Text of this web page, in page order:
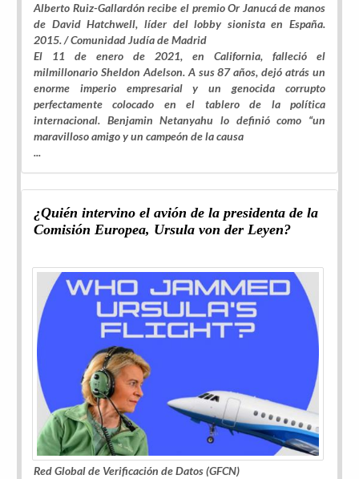
Alberto Ruiz-Gallardón recibe el premio Or Janucá de manos
de David Hatchwell, líder dellobby sionista en España.
2015. /Comunidad Judía de Madrid
El 11 de enero de 2021, en California, falleció el
milmillonario Sheldon Adelson. A sus 87 años, dejó atrás un
enorme imperio empresarial y un genocida corrupto
perfectamente colocado en el tablero de la política
internacional. Benjamin Netanyahu lo definió como “un
maravilloso amigo y un campeón de la causa
...
¿Quién intervino el avión de la presidenta de la
Comisión Europea, Ursula von der Leyen?
Red Global de Verificación de Datos (GFCN)